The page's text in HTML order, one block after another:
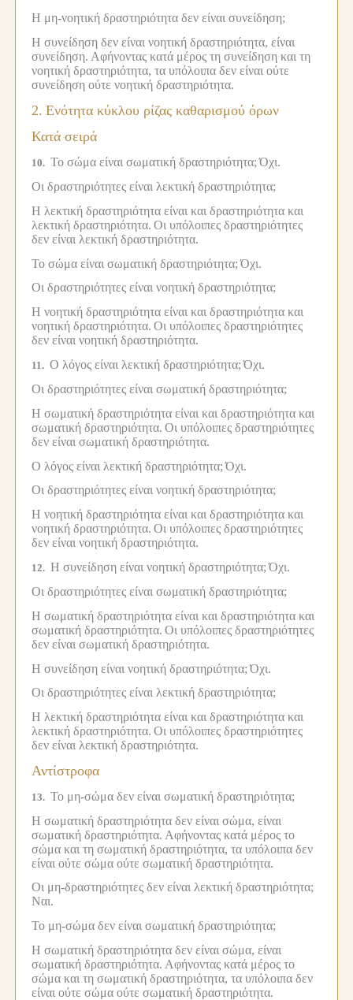
Η μη-νοητική δραστηριότητα δεν είναι συνείδηση;
Η συνείδηση δεν είναι νοητική δραστηριότητα, είναι
συνείδηση. Αφήνοντας κατά μέρος τη συνείδηση και τη
νοητική δραστηριότητα, τα υπόλοιπα δεν είναι ούτε
συνείδηση ούτε νοητική δραστηριότητα.
2. Ενότητα κύκλου ρίζας καθαρισμού όρων
Κατά σειρά
10. Το σώμα είναι σωματική δραστηριότητα; Όχι.
Οι δραστηριότητες είναι λεκτική δραστηριότητα;
Η λεκτική δραστηριότητα είναι και δραστηριότητα και
λεκτική δραστηριότητα. Οι υπόλοιπες δραστηριότητες
δεν είναι λεκτική δραστηριότητα.
Το σώμα είναι σωματική δραστηριότητα; Όχι.
Οι δραστηριότητες είναι νοητική δραστηριότητα;
Η νοητική δραστηριότητα είναι και δραστηριότητα και
νοητική δραστηριότητα. Οι υπόλοιπες δραστηριότητες
δεν είναι νοητική δραστηριότητα.
11. Ο λόγος είναι λεκτική δραστηριότητα; Όχι.
Οι δραστηριότητες είναι σωματική δραστηριότητα;
Η σωματική δραστηριότητα είναι και δραστηριότητα και
σωματική δραστηριότητα. Οι υπόλοιπες δραστηριότητες
δεν είναι σωματική δραστηριότητα.
Ο λόγος είναι λεκτική δραστηριότητα; Όχι.
Οι δραστηριότητες είναι νοητική δραστηριότητα;
Η νοητική δραστηριότητα είναι και δραστηριότητα και
νοητική δραστηριότητα. Οι υπόλοιπες δραστηριότητες
δεν είναι νοητική δραστηριότητα.
12. Η συνείδηση είναι νοητική δραστηριότητα; Όχι.
Οι δραστηριότητες είναι σωματική δραστηριότητα;
Η σωματική δραστηριότητα είναι και δραστηριότητα και
σωματική δραστηριότητα. Οι υπόλοιπες δραστηριότητες
δεν είναι σωματική δραστηριότητα.
Η συνείδηση είναι νοητική δραστηριότητα; Όχι.
Οι δραστηριότητες είναι λεκτική δραστηριότητα;
Η λεκτική δραστηριότητα είναι και δραστηριότητα και
λεκτική δραστηριότητα. Οι υπόλοιπες δραστηριότητες
δεν είναι λεκτική δραστηριότητα.
Αντίστροφα
13. Το μη-σώμα δεν είναι σωματική δραστηριότητα;
Η σωματική δραστηριότητα δεν είναι σώμα, είναι
σωματική δραστηριότητα. Αφήνοντας κατά μέρος το
σώμα και τη σωματική δραστηριότητα, τα υπόλοιπα δεν
είναι ούτε σώμα ούτε σωματική δραστηριότητα.
Οι μη-δραστηριότητες δεν είναι λεκτική δραστηριότητα;
Ναι.
Το μη-σώμα δεν είναι σωματική δραστηριότητα;
Η σωματική δραστηριότητα δεν είναι σώμα, είναι
σωματική δραστηριότητα. Αφήνοντας κατά μέρος το
σώμα και τη σωματική δραστηριότητα, τα υπόλοιπα δεν
είναι ούτε σώμα ούτε σωματική δραστηριότητα.